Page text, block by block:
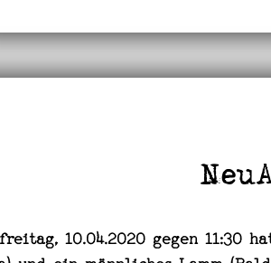
10.04.2020 gegen 11:30